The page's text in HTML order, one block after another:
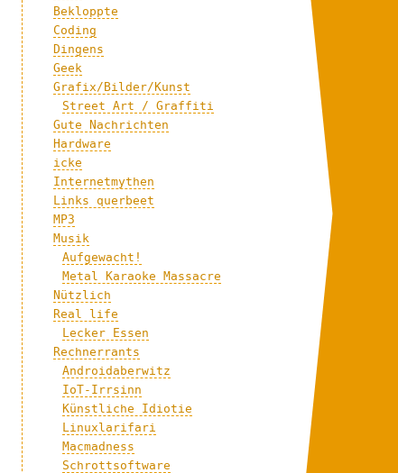
Bekloppte
Coding
Dingens
Geek
Grafix/Bilder/Kunst
Street Art / Graffiti
Gute Nachrichten
Hardware
icke
Internetmythen
Links querbeet
MP3
Musik
Aufgewacht!
Metal Karaoke Massacre
Nützlich
Real life
Lecker Essen
Rechnerrants
Androidaberwitz
IoT-Irrsinn
Künstliche Idiotie
Linuxlarifari
Macmadness
Schrottsoftware